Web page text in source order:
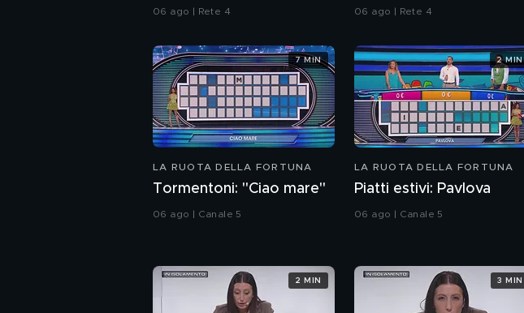
Città del Vaticano
06 ago | Rete 4
energetica
06 ago | Rete 4
LA RUOTA DELLA FORTUNA
Tormentoni: "Ciao mare"
06 ago | Canale 5
7 MIN
LA RUOTA DELLA FORTUNA
Piatti estivi: Pavlova
06 ago | Canale 5
2 MIN
2 MIN 3 MIN